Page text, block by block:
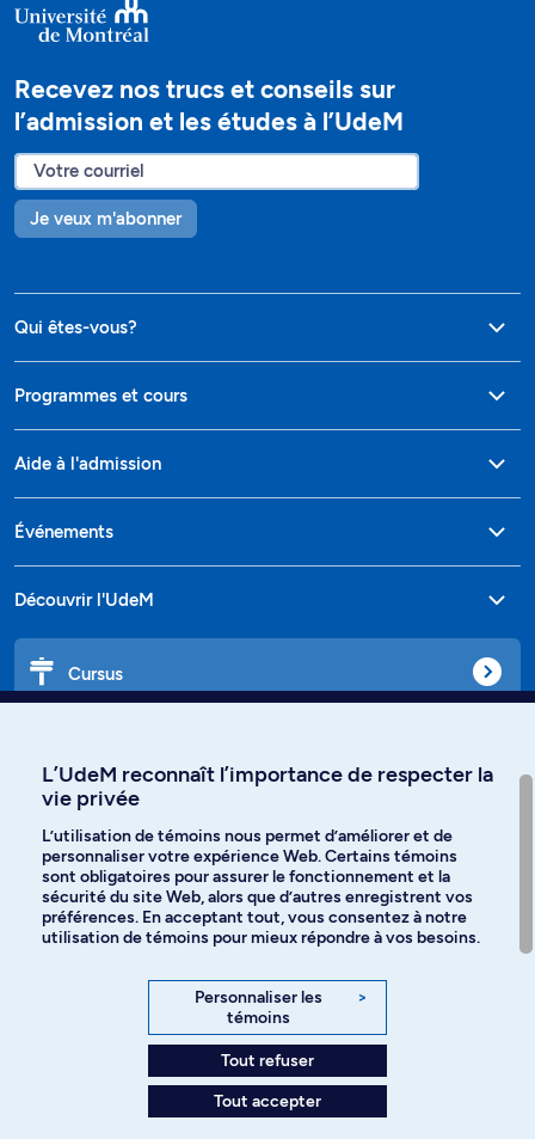
Recevez nos trucs et conseils sur
l’admission et les études à l’UdeM
Je veux m'abonner
Qui êtes-vous?
Programmes et cours
Aide à l'admission
Événements
Découvrir l'UdeM
Cursus
Langues
Facebook Instagram
YouTube
Politique de confidentialité
L’UdeM reconnaît l’importance de respecter la
vie privée
L’utilisation de témoins nous permet d’améliorer et de
personnaliser votre expérience Web. Certains témoins
sont obligatoires pour assurer le fonctionnement et la
sécurité du site Web, alors que d’autres enregistrent vos
préférences. En acceptant tout, vous consentez à notre
utilisation de témoins pour mieux répondre à vos besoins.
Personnaliser les
témoins
>
Tout refuser
Tout accepter